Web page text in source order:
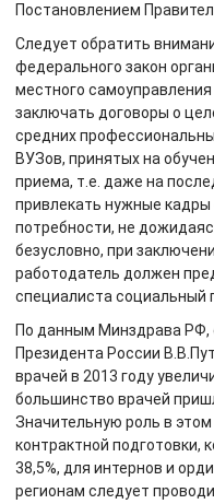
Постановлением
Следует обратить
федерального закон
местного
заключать договоры о
средних
ВУЗов, принятых на
приема, т.е. даже на
привлекать нужные кадры
потребности, не
безусловно, при
работодатель должен
специалиста социальный
По данным Минздрава РФ,
Президента России
врачей в 2013 году
большинство врачей
Значительную роль в
контрактной подготовки,
38,5%, для интернов и
регионам следует